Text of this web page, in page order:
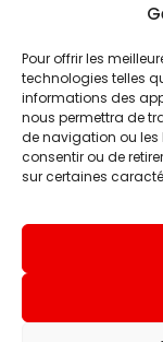
Pour offrir les
technologies telles
informations des
nous permettra de
de navigation ou les
consentir ou de
sur certaines
ACTUALITÉS
CLUB
BOUTIQUE